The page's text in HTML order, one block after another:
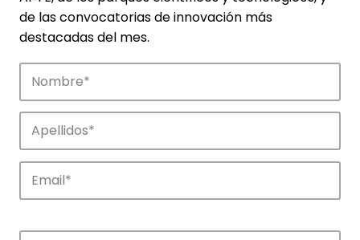
Empresas
Descubre las empresas que impulsan la
innovación en los parques de APTE.
de las convocatorias de innovación más
destacadas del mes.